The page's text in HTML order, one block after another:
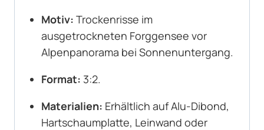
Motiv: Trockenrisse im
ausgetrockneten Forggensee vor
Alpenpanorama bei Sonnenuntergang.
Format: 3:2.
Materialien: Erhältlich auf Alu-Dibond,
Hartschaumplatte, Leinwand oder